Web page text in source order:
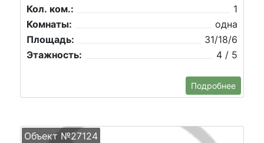
Кол. ком.:
1
Комнаты:
одна
Площадь:
31/18/6
Этажность:
4 / 5
Подробнее
Объект №27124